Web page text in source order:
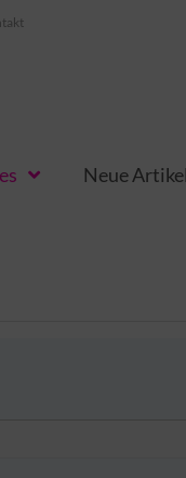
Neue Artikel